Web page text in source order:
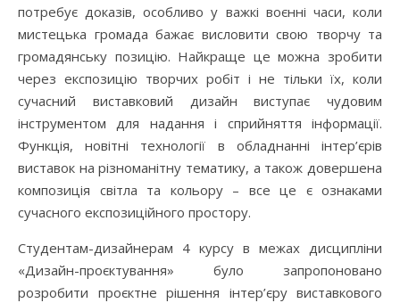
потребує доказів, особливо у важкі воєнні часи, коли
мистецька громада бажає висловити свою творчу та
громадянську позицію. Найкраще це можна зробити
через експозицію творчих робіт і не тільки їх, коли
сучасний виставковий дизайн виступає чудовим
інструментом для надання і сприйняття інформації.
Функція, новітні технології в обладнанні інтер’єрів
виставок на різноманітну тематику, а також довершена
композиція світла та кольору – все це є ознаками
сучасного експозиційного простору.
Студентам-дизайнерам 4 курсу в межах дисципліни
«Дизайн-проєктування» було запропоновано
розробити проєктне рішення інтер’єру виставкового